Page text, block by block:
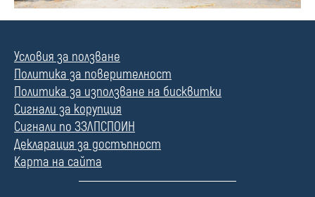
Условия за ползване
Политика за поверителност
Политика за използване на бисквитки
Сигнали за корупция
Сигнали по ЗЗЛПСПОИН
Декларация за достъпност
Карта на сайта